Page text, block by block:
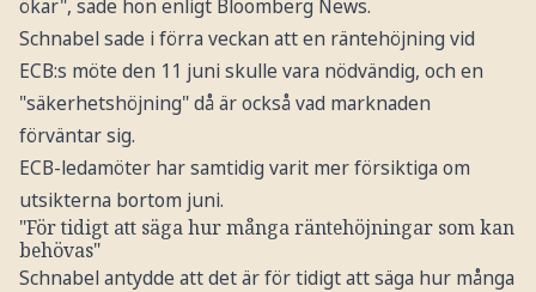
ökar", sade hon enligt Bloomberg News.
Schnabel sade i förra veckan att en räntehöjning vid
ECB:s möte den 11 juni skulle vara nödvändig, och en
"säkerhetshöjning" då är också vad marknaden
förväntar sig.
ECB-ledamöter har samtidig varit mer försiktiga om
utsikterna bortom juni.
"För tidigt att säga hur många räntehöjningar som kan
behövas"
Schnabel antydde att det är för tidigt att säga hur många